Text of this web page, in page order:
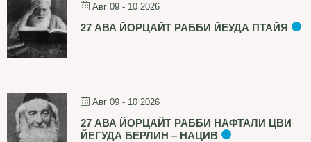
Авг 09 - 10 2026
27 АВА ЙОРЦАЙТ РАББИ ЙЕУДА ПТАЙЯ
Авг 09 - 10 2026
27 АВА ЙОРЦАЙТ РАББИ НАФТАЛИ ЦВИ
ЙЕГУДА БЕРЛИН – НАЦИВ